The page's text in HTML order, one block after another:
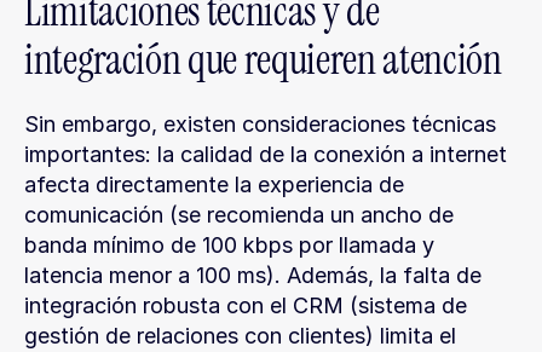
Limitaciones técnicas y de
integración que requieren atención
Sin embargo, existen consideraciones técnicas
importantes: la calidad de la conexión a internet
afecta directamente la experiencia de
comunicación (se recomienda un ancho de
banda mínimo de 100 kbps por llamada y
latencia menor a 100 ms). Además, la falta de
integración robusta con el CRM (sistema de
gestión de relaciones con clientes) limita el